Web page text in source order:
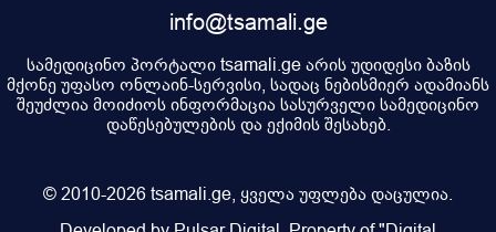
info@tsamali.ge
სამედიცინო პორტალი tsamali.ge არის უდიდესი ბაზის
მქონე უფასო ონლაინ-სერვისი, სადაც ნებისმიერ ადამიანს
შეუძლია მოიძიოს ინფორმაცია სასურველი სამედიცინო
დაწესებულების და ექიმის შესახებ.
© 2010-2026 tsamali.ge, ყველა უფლება დაცულია.